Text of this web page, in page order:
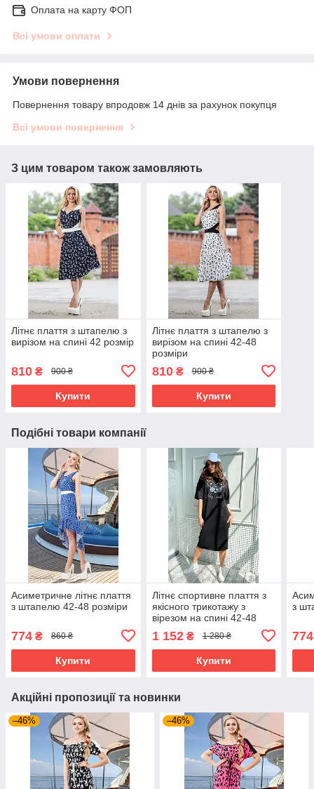
Оплата на карту ФОП
Всі умови оплати
Умови повернення
Повернення товару впродовж 14 днів за рахунок покупця
Всі умови повернення
З цим товаром також замовляють
Літнє плаття з штапелю з
вирізом на спині 42 розмір
810 ₴ 900 ₴
Купити
Літнє плаття з штапелю з
вирізом на спині 42-48
розміри
810₴ 900 ₴
Купити
Подібні товари компанії
Асиметричне літнє плаття
з штапелю 42-48 розміри
774 ₴ 860 ₴
Купити
Літнє спортивне плаття з
якісного трикотажу з
вірезом на спині 42-48
забарвлення
1 152₴ 1 280 ₴
Купити
з
774
Акційні пропозиції та новинки
–46% –46%